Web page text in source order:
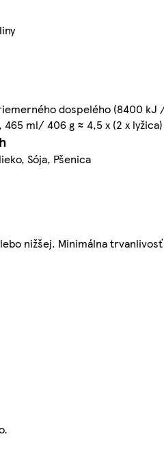
dospelého (8400 kJ
465 ml/ 406 g ≈ 4,5 x (2 x lyžica)
Sója, Pšenica
nižšej. Minimálna